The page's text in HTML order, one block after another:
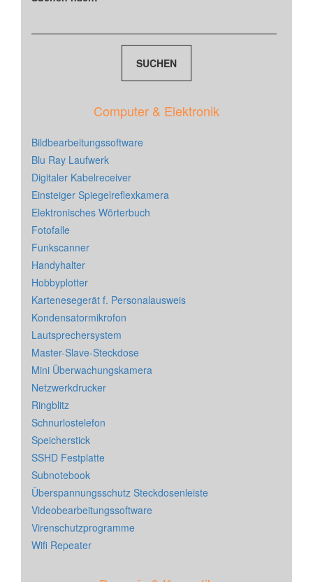
Computer & Elektronik
Bildbearbeitungssoftware
Blu Ray Laufwerk
Digitaler Kabelreceiver
Einsteiger Spiegelreflexkamera
Elektronisches Wörterbuch
Fotofalle
Funkscanner
Handyhalter
Hobbyplotter
Kartenesegerät f. Personalausweis
Kondensatormikrofon
Lautsprechersystem
Master-Slave-Steckdose
Mini Überwachungskamera
Netzwerkdrucker
Ringblitz
Schnurlostelefon
Speicherstick
SSHD Festplatte
Subnotebook
Überspannungsschutz Steckdosenleiste
Videobearbeitungssoftware
Virenschutzprogramme
Wifi Repeater